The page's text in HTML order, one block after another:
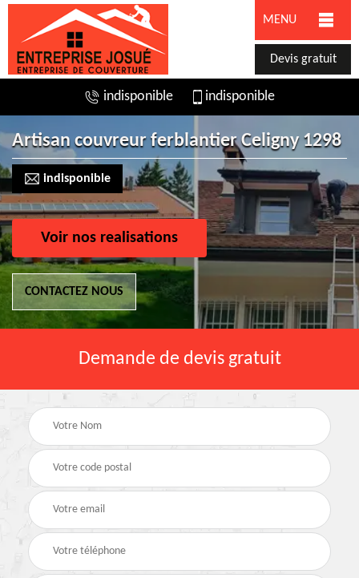
MENU
Devis gratuit
indisponible indisponible
Artisan couvreur ferblantier Celigny 1298
indisponible
Voir nos realisations
CONTACTEZ NOUS
Demande de devis gratuit